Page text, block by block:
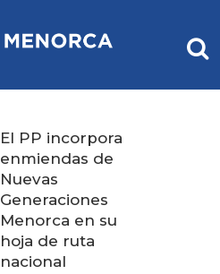
El PP incorpora
enmiendas de
Nuevas
Generaciones
Menorca en su
hoja de ruta
nacional